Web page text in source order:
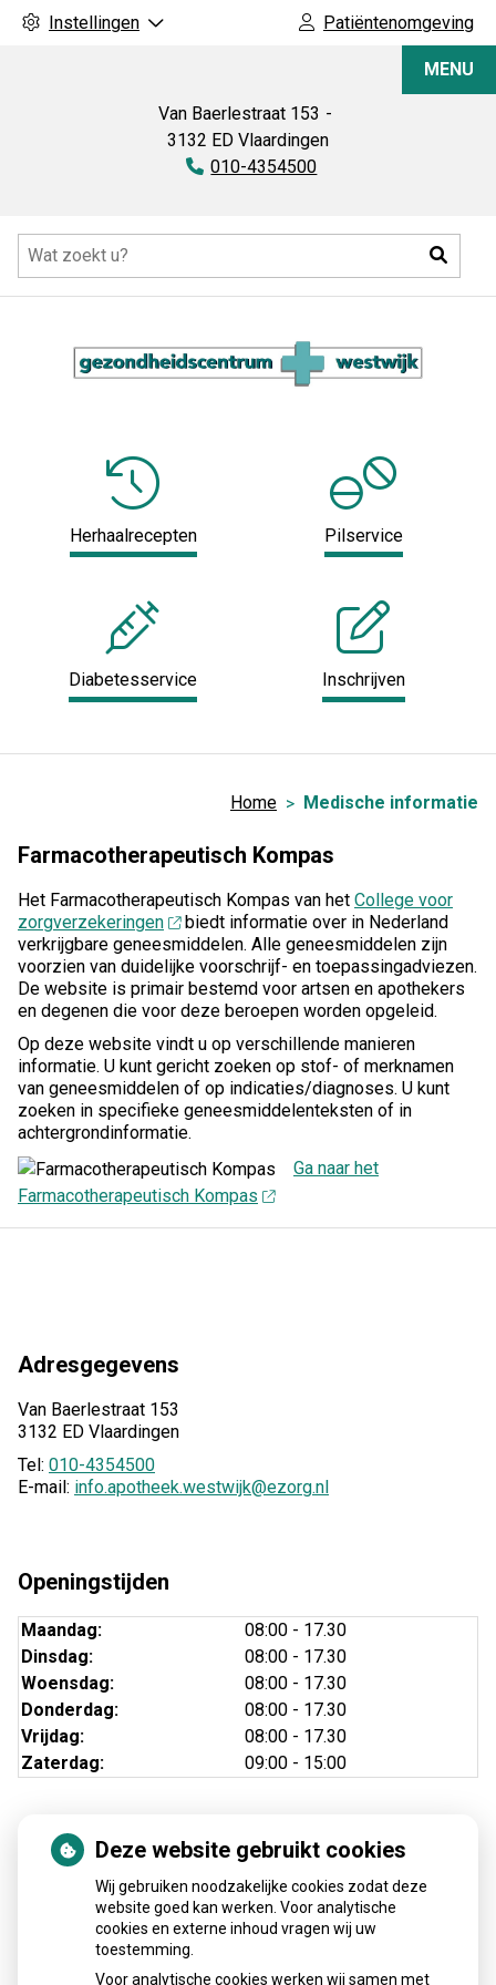
Instellingen Patiëntenomgeving
Van Baerlestraat 153
3132 ED Vlaardingen
Tel:
010-4354500
MENU
Herhaalrecepten Pilservice
Diabetesservice Inschrijven
Home Medische informatie
Farmacotherapeutisch Kompas
Het Farmacotherapeutisch Kompas van het College voor
zorgverzekeringen
biedt informatie over in Nederland
verkrijgbare geneesmiddelen. Alle geneesmiddelen zijn
voorzien van duidelijke voorschrijf- en toepassingadviezen.
De website is primair bestemd voor artsen en apothekers
en degenen die voor deze beroepen worden opgeleid.
Op deze website vindt u op verschillende manieren
informatie. U kunt gericht zoeken op stof- of merknamen
van geneesmiddelen of op indicaties/diagnoses. U kunt
zoeken in specifieke geneesmiddelenteksten of in
achtergrondinformatie.
Ga naar het
Farmacotherapeutisch Kompas
Adresgegevens
Van Baerlestraat 153
3132 ED Vlaardingen
Tel: 010-4354500
E-mail: info.apotheek.westwijk@ezorg.nl
Openingstijden
Maandag:
08:00 - 17.30
Dinsdag:
08:00 - 17.30
Woensdag:
08:00 - 17.30
Donderdag:
08:00 - 17.30
Vrijdag:
08:00 - 17.30
Zaterdag:
09:00 - 15:00
Nieuws
Sinds huisartsen afslankmedicijnen mogen voorschrijven,
neemt gebruik toe
Schurft sinds corona geen vergeten ziekte meer: aantal
Deze website gebruikt cookies
Wij gebruiken noodzakelijke cookies zodat deze
website goed kan werken. Voor analytische
cookies en externe inhoud vragen wij uw
toestemming.
Voor analytische cookies werken wij samen met